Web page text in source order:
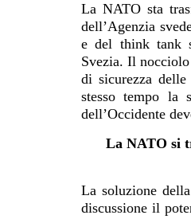
La NATO sta
dell’Agenzia
e del think tank
Svezia. Il
di sicurezza
stesso tempo la
dell’Occidente
La NATO si
La soluzione
discussione il